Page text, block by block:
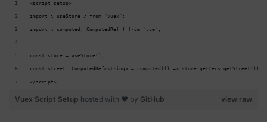
<script setup>
import { useStore } from "vuex";
import { computed, ComputedRef } from "vue";
const store = useStore();
const street: ComputedRef<string> = computed(() => store.getters.getStreet());
</script>
view raw
Vuex Script Setup hosted with ❤ by GitHub